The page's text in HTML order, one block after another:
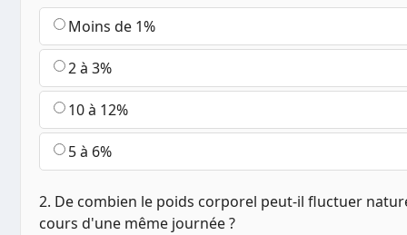
Moins de 1%
2 à 3%
10 à 12%
5 à 6%
2. De combien le poids corporel peut-il fluctuer
cours d'une même journée ?